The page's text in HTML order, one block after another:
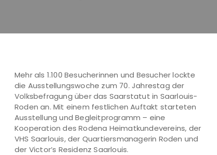
Mehr als 1.100 Besucherinnen und Besucher lockte
die Ausstellungswoche zum 70. Jahrestag der
Volksbefragung über das Saarstatut in Saarlouis-
Roden an. Mit einem festlichen Auftakt starteten
Ausstellung und Begleitprogramm – eine
Kooperation des Rodena Heimatkundevereins, der
VHS Saarlouis, der Quartiersmanagerin Roden und
der Victor’s Residenz Saarlouis.